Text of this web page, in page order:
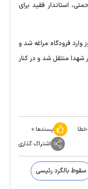
استاندار فقید برای
وارد فرودگاه مراغه شد و
منتقل شد و در کنار
پسندها:۰
اشتراک گذاری
سقوط بالگرد رئیسی